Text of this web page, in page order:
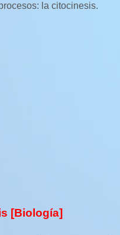
la citocinesis.
[Biología]